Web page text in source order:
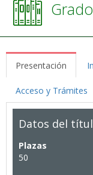
Presentación
Acceso y Trámites
Datos del
Plazas
50